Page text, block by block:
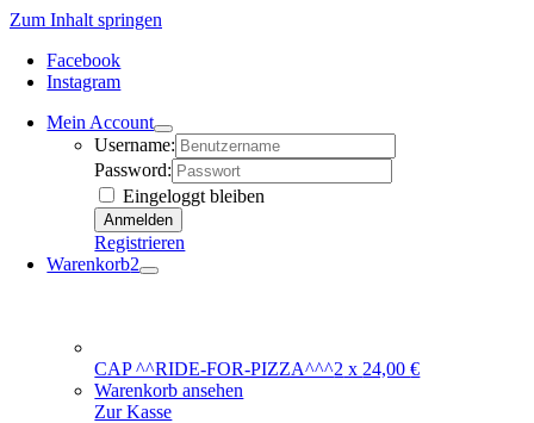
Zum Inhalt springen
Facebook
Instagram
Mein Account
Username:
Password:
Eingeloggt bleiben
Registrieren
Warenkorb2
CAP ^^RIDE-FOR-PIZZA^^^2 x 24,00€
Warenkorb ansehen
Zur Kasse